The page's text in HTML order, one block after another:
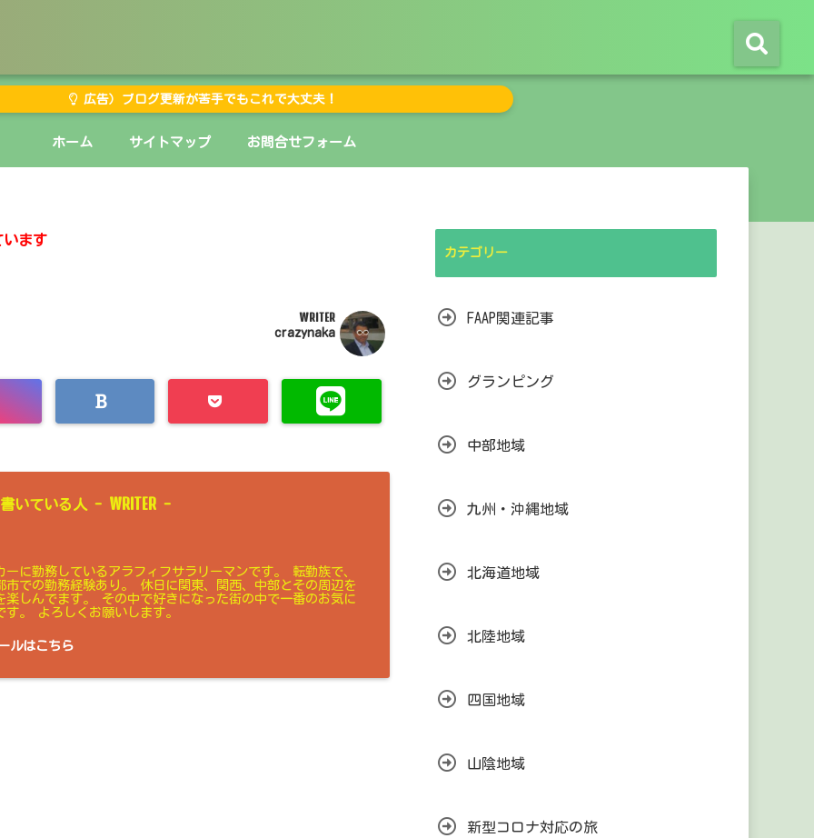
広告）ブログ更新が苦手でもこれで大丈夫！
ホーム サイトマップ お問合せフォーム
ます
WRITER
crazynaka
いている人 - WRITER -
に勤務しているアラフィフサラリーマンです。 転勤族で、
市での勤務経験あり。 休日に関東、関西、中部とその周辺を
楽しんでます。 その中で好きになった街の中で一番のお気に
す。 よろしくお願いします。
ルはこちら
カテゴリー
FAAP関連記事
グランピング
中部地域
九州・沖縄地域
北海道地域
北陸地域
四国地域
山陰地域
新型コロナ対応の旅